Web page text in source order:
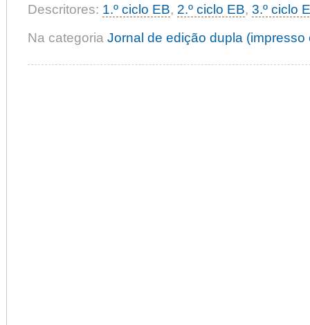
Descritores: 1.º ciclo EB, 2.º ciclo EB, 3.º ciclo
Na categoria Jornal de edição dupla (impresso